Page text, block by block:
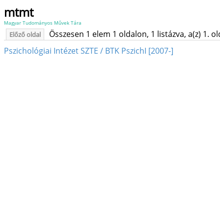
mtmt
Magyar Tudományos Művek Tára
Előző oldal
Összesen 1 elem 1 oldalon, 1 listázva, a(z) 1.
Pszichológiai Intézet SZTE / BTK PszichI [2007-]